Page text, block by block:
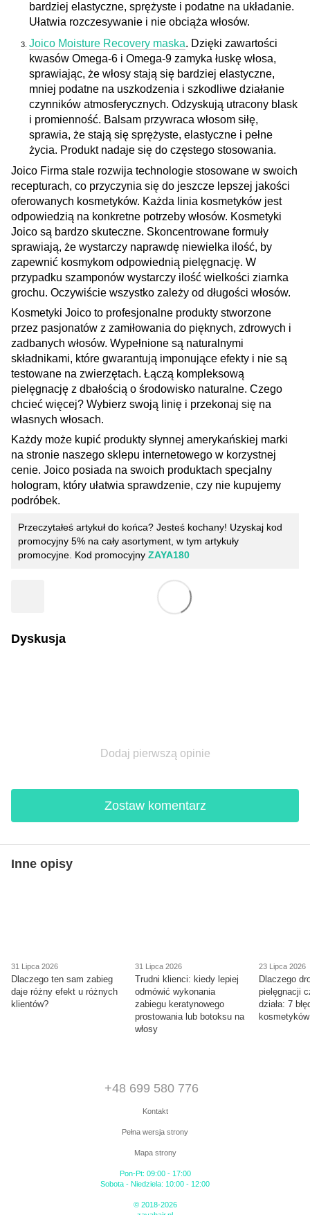
bardziej elastyczne, sprężyste i podatne na układanie.
Ułatwia rozczesywanie i nie obciąża włosów.
Joico Moisture Recovery maska. Dzięki zawartości
kwasów Omega-6 i Omega-9 zamyka łuskę włosa,
sprawiając, że włosy stają się bardziej elastyczne,
mniej podatne na uszkodzenia i szkodliwe działanie
czynników atmosferycznych. Odzyskują utracony blask
i promienność. Balsam przywraca włosom siłę,
sprawia, że stają się sprężyste, elastyczne i pełne
życia. Produkt nadaje się do częstego stosowania.
Joico Firma stale rozwija technologie stosowane w swoich
recepturach, co przyczynia się do jeszcze lepszej jakości
oferowanych kosmetyków. Każda linia kosmetyków jest
odpowiedzią na konkretne potrzeby włosów. Kosmetyki
Joico są bardzo skuteczne. Skoncentrowane formuły
sprawiają, że wystarczy naprawdę niewielka ilość, by
zapewnić kosmykom odpowiednią pielęgnację. W
przypadku szamponów wystarczy ilość wielkości ziarnka
grochu. Oczywiście wszystko zależy od długości włosów.
Kosmetyki Joico to profesjonalne produkty stworzone
przez pasjonatów z zamiłowania do pięknych, zdrowych i
zadbanych włosów. Wypełnione są naturalnymi
składnikami, które gwarantują imponujące efekty i nie są
testowane na zwierzętach. Łączą kompleksową
pielęgnację z dbałością o środowisko naturalne. Czego
chcieć więcej? Wybierz swoją linię i przekonaj się na
własnych włosach.
Każdy może kupić produkty słynnej amerykańskiej marki
na stronie naszego sklepu internetowego w korzystnej
cenie. Joico posiada na swoich produktach specjalny
hologram, który ułatwia sprawdzenie, czy nie kupujemy
podróbek.
Przeczytałeś artykuł do końca? Jesteś kochany! Uzyskaj kod
promocyjny 5% na cały asortyment, w tym artykuły
promocyjne. Kod promocyjny ZAYA180
Dyskusja
Dodaj pierwszą opinie
Zostaw komentarz
Inne opisy
31 Lipca 2026
Dlaczego ten sam zabieg
daje różny efekt u różnych
klientów?
31 Lipca 2026
Trudni klienci: kiedy lepiej
odmówić wykonania
zabiegu keratynowego
prostowania lub botoksu na
włosy
23 Lipca 2026
Dlaczego
pielęgnacji
działa: 7
kosmetyków
+48 699 580 776
Kontakt
Pełna wersja strony
Mapa strony
Pon-Pt: 09:00 - 17:00
Sobota - Niedziela: 10:00 - 12:00
© 2018-2026